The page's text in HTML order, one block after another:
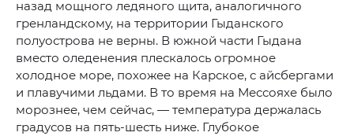
назад мощного ледяного щита, аналогичного
гренландскому, на территории Гыданского
полуострова не верны. В южной части Гыдана
вместо оледенения плескалось огромное
холодное море, похожее на Карское, с айсбергами
и плавучими льдами. В то время на Мессояхе было
морознее, чем сейчас, — температура держалась
градусов на пять-шесть ниже. Глубокое